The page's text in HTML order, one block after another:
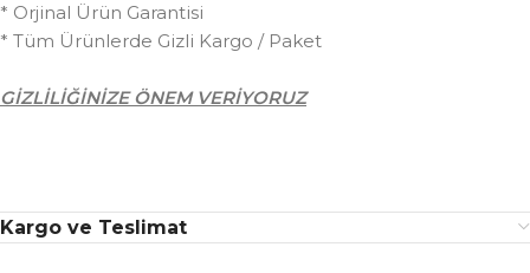
* Orjinal Ürün Garantisi
* Tüm Ürünlerde Gizli Kargo / Paket
GİZLİLİĞİNİZE ÖNEM VERİYORUZ
Kargo ve Teslimat